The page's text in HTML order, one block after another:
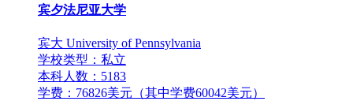
宾夕法尼亚大学
宾大 University of Pennsylvania
学校类型：私立
本科人数：5183
学费：76826美元（其中学费60042美元）